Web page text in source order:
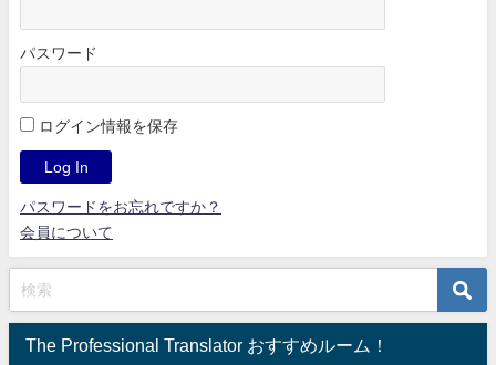
パスワード
ログイン情報を保存
パスワードをお忘れですか？
会員について
The Professional Translator おすすめルーム！